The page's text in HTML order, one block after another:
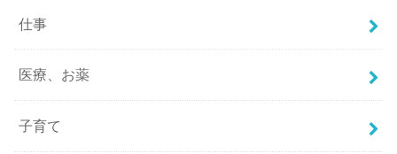
仕事
医療、お薬
子育て